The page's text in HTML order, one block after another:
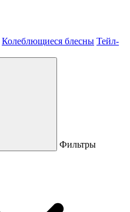
Колеблющиеся блесны Тейл-
Фильтры